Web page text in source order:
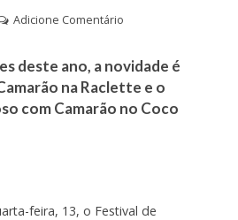
Adicione Comentário
deste ano, a novidade é
na Raclette e o
com Camarão no Coco
feira, 13, o Festival de